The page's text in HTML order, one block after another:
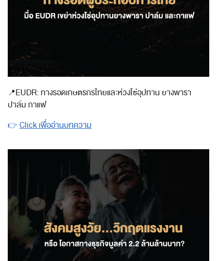
📍EUDR: ทางรอดเกษตรกรไทยและห่วงโซ่อุปทาน ยางพารา
ปาล์ม กาแฟ
👉Click เพื่ออ่านบทความ